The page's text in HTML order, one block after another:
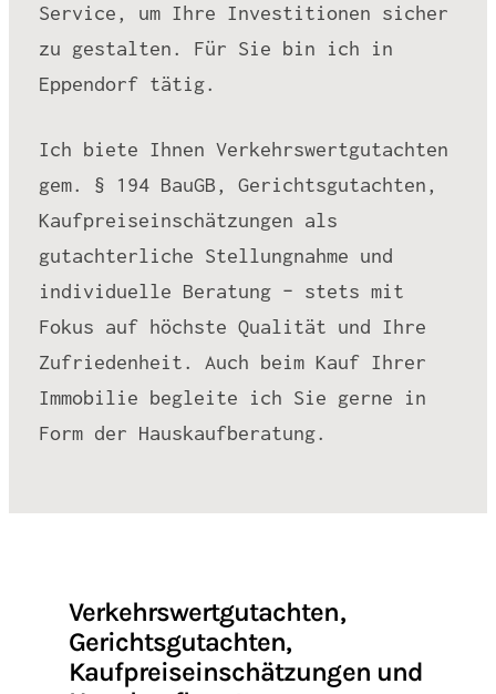
Service, um Ihre Investitionen sicher
zu gestalten. Für Sie bin ich in
Eppendorf tätig.
Ich biete Ihnen Verkehrswertgutachten
gem. § 194 BauGB, Gerichtsgutachten,
Kaufpreiseinschätzungen als
gutachterliche Stellungnahme und
individuelle Beratung – stets mit
Fokus auf höchste Qualität und Ihre
Zufriedenheit. Auch beim Kauf Ihrer
Immobilie begleite ich Sie gerne in
Form der Hauskaufberatung.
Verkehrswertgutachten,
Gerichtsgutachten,
Kaufpreiseinschätzungen und